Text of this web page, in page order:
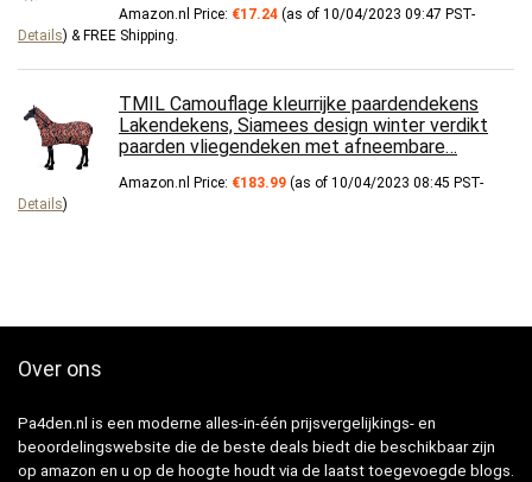
Amazon.nl Price: €17.24 (as of 10/04/2023 09:47 PST-
Details) & FREE Shipping.
TMIL Camouflage kleurrijke paardendekens
Lakendekens, Siamees design winter verdikt
paarden vliegendeken met afneembare…
Amazon.nl Price: €183.99 (as of 10/04/2023 08:45 PST-
Details)
Over ons
Pa4den.nl is een moderne alles-in-één prijsvergelijkings- en
beoordelingswebsite die de beste deals biedt die beschikbaar zijn
op amazon en u op de hoogte houdt via de laatst toegevoegde blogs.